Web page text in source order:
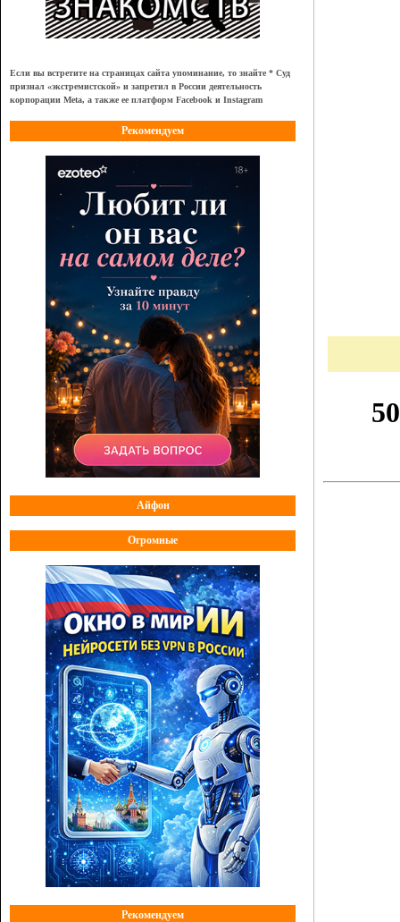
Если вы встретите на страницах сайта упоминание, то знайте * Суд
признал «экстремистской» и запретил в России деятельность
корпорации Meta, а также ее платформ Facebook и Instagram
Рекомендуем
Айфон
Огромные
Рекомендуем